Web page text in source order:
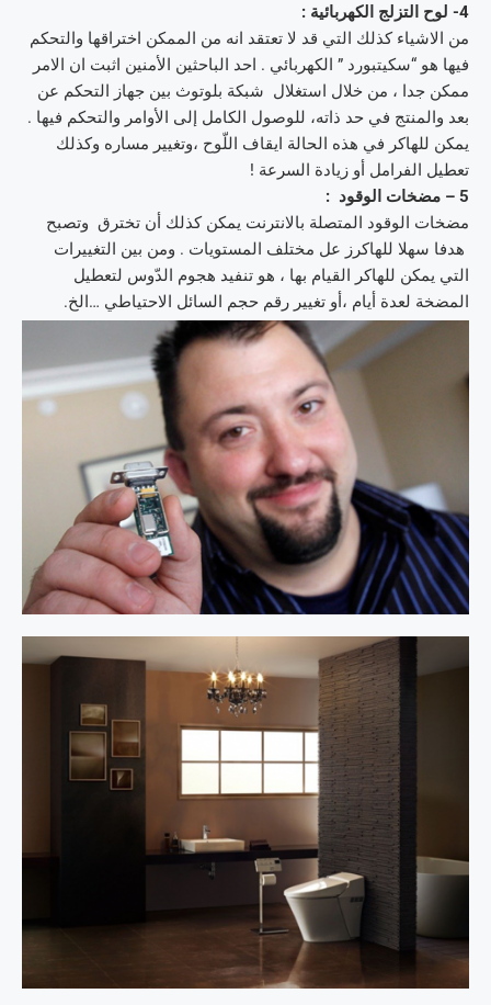
4- لوح التزلج الكهربائية :
من الاشياء كذلك التي قد لا تعتقد انه من الممكن اختراقها والتحكم
فيها هو “سكيتبورد ” الكهربائي . احد الباحثين الأمنين اثبت ان الامر
ممكن جدا ، من خلال استغلال شبكة بلوتوث بين جهاز التحكم عن
بعد والمنتج في حد ذاته، للوصول الكامل إلى الأوامر والتحكم فيها .
يمكن للهاكر في هذه الحالة ايقاف اللّوح ،وتغيير مساره وكذلك
تعطيل الفرامل أو زيادة السرعة !
5 – مضخات الوقود :
مضخات الوقود المتصلة بالانترنت يمكن كذلك أن تخترق وتصبح
هدفا سهلا للهاكرز عل مختلف المستويات . ومن بين التغييرات
التي يمكن للهاكر القيام بها ، هو تنفيد هجوم الدّوس لتعطيل
المضخة لعدة أيام ،أو تغيير رقم حجم السائل الاحتياطي …الخ.